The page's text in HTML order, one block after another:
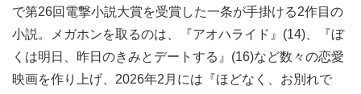
で第26回電撃小説大賞を受賞した一条が手掛ける2作目の
小説。メガホンを取るのは、『アオハライド』(14)、『ぼ
くは明日、昨日のきみとデートする』(16)など数々の恋愛
映画を作り上げ、2026年2月には『ほどなく、お別れで